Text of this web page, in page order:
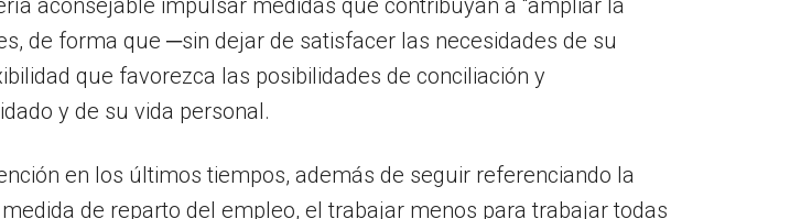
aconsejable impulsar medidas que contribuyan a “ampliar la
de forma que ─sin dejar de satisfacer las necesidades de su
que favorezca las posibilidades de conciliación y
y de su vida personal.
en los últimos tiempos, además de seguir referenciando la
de reparto del empleo, el trabajar menos para trabajar todas